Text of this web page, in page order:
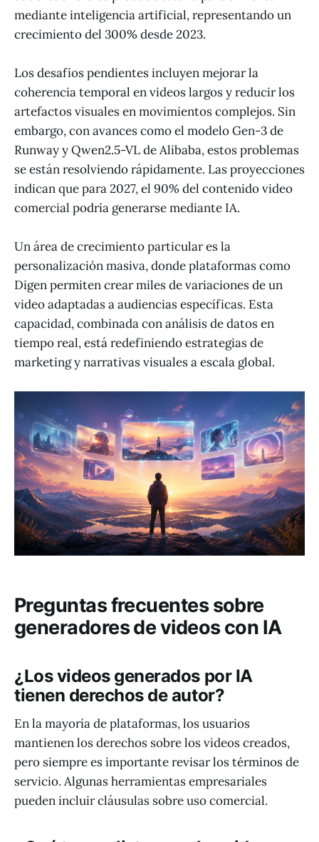
mediante inteligencia artificial, representando un
crecimiento del 300% desde 2023.
Los desafíos pendientes incluyen mejorar la
coherencia temporal en videos largos y reducir los
artefactos visuales en movimientos complejos. Sin
embargo, con avances como el modelo Gen-3 de
Runway y Qwen2.5-VL de Alibaba, estos problemas
se están resolviendo rápidamente. Las proyecciones
indican que para 2027, el 90% del contenido video
comercial podría generarse mediante IA.
Un área de crecimiento particular es la
personalización masiva, donde plataformas como
Digen permiten crear miles de variaciones de un
video adaptadas a audiencias específicas. Esta
capacidad, combinada con análisis de datos en
tiempo real, está redefiniendo estrategias de
marketing y narrativas visuales a escala global.
Preguntas frecuentes sobre
generadores de videos con IA
¿Los videos generados por IA
tienen derechos de autor?
En la mayoría de plataformas, los usuarios
mantienen los derechos sobre los videos creados,
pero siempre es importante revisar los términos de
servicio. Algunas herramientas empresariales
pueden incluir cláusulas sobre uso comercial.